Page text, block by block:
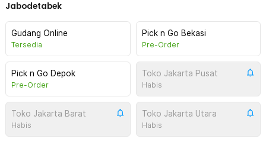
Jabodetabek
Gudang Online
Tersedia
Pick n Go Bekasi
Pre-Order
Pick n Go Depok
Pre-Order
Toko Jakarta Pusat
Habis
Toko Jakarta Barat
Habis
Toko Jakarta Utara
Habis